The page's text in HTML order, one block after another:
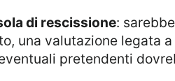
di rescissione:
una valutazione legata a
pretendenti